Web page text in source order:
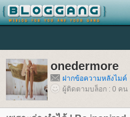
onedermore
ฝากข้อความหลังไมค์
ผู้ติดตามบล็อก : 0 คน